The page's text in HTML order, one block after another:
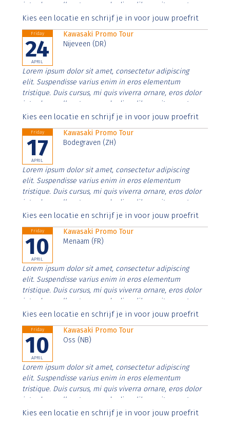
interdum nulla, ut commodo diam libero vitae erat.
Aenean faucibus nibh et justo cursus id rutrum lorem
Kies een locatie en schrijf je in voor jouw proefrit
Friday
24
APRIL
Kawasaki Promo Tour
Nijeveen (DR)
Lorem ipsum dolor sit amet, consectetur adipiscing
elit. Suspendisse varius enim in eros elementum
tristique. Duis cursus, mi quis viverra ornare, eros dolor
interdum nulla, ut commodo diam libero vitae erat.
Aenean faucibus nibh et justo cursus id rutrum lorem
Kies een locatie en schrijf je in voor jouw proefrit
Friday
17
APRIL
Kawasaki Promo Tour
Bodegraven (ZH)
Lorem ipsum dolor sit amet, consectetur adipiscing
elit. Suspendisse varius enim in eros elementum
tristique. Duis cursus, mi quis viverra ornare, eros dolor
interdum nulla, ut commodo diam libero vitae erat.
Aenean faucibus nibh et justo cursus id rutrum lorem
Kies een locatie en schrijf je in voor jouw proefrit
Friday
10
APRIL
Kawasaki Promo Tour
Menaam (FR)
Lorem ipsum dolor sit amet, consectetur adipiscing
elit. Suspendisse varius enim in eros elementum
tristique. Duis cursus, mi quis viverra ornare, eros dolor
interdum nulla, ut commodo diam libero vitae erat.
Aenean faucibus nibh et justo cursus id rutrum lorem
Kies een locatie en schrijf je in voor jouw proefrit
Friday
10
APRIL
Kawasaki Promo Tour
Oss (NB)
Lorem ipsum dolor sit amet, consectetur adipiscing
elit. Suspendisse varius enim in eros elementum
tristique. Duis cursus, mi quis viverra ornare, eros dolor
interdum nulla, ut commodo diam libero vitae erat.
Aenean faucibus nibh et justo cursus id rutrum lorem
Kies een locatie en schrijf je in voor jouw proefrit